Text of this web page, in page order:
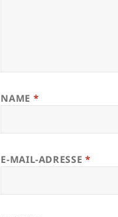
NAME *
E-MAIL-ADRESSE *